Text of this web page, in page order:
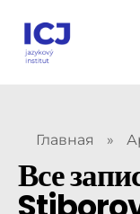
Главная »
Все